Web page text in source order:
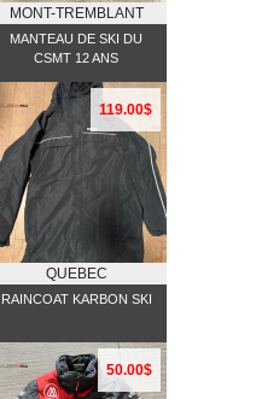
MONT-TREMBLANT
MANTEAU DE SKI DU
CSMT 12 ANS
119.00$
QUEBEC
RAINCOAT KARBON SKI
50.00$